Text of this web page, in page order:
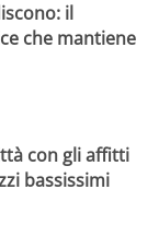
il
che mantiene
con gli affitti
bassissimi